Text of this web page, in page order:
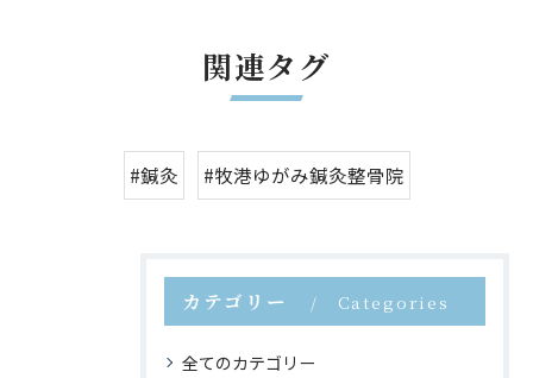
関連タグ
#鍼灸 #牧港ゆがみ鍼灸整骨院
カテゴリー Categories
全てのカテゴリー